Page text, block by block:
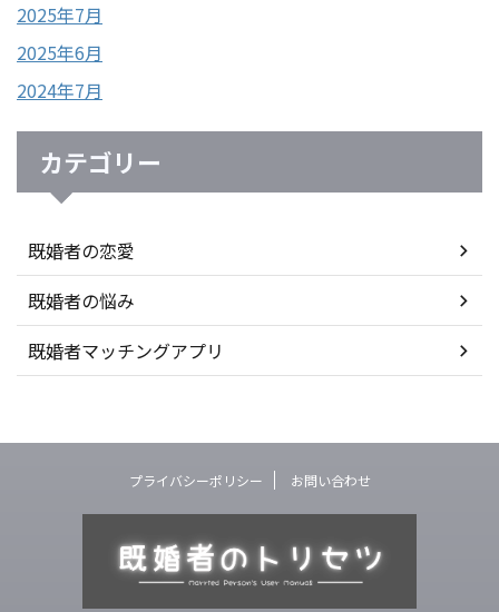
2025年7月
2025年6月
2024年7月
カテゴリー
既婚者の恋愛
既婚者の悩み
既婚者マッチングアプリ
プライバシーポリシー お問い合わせ